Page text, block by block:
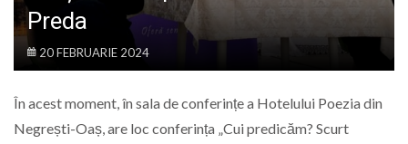
Preda
20 FEBRUARIE 2024
În acest moment, în sala de conferințe a Hotelului Poezia din
Negrești-Oaș, are loc conferința „Cui predicăm? Scurt